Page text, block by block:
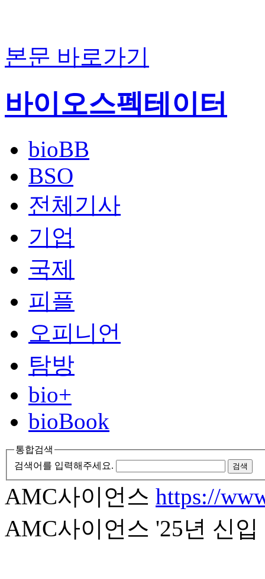
본문 바로가기
바이오스펙테이터
bioBB
BSO
전체기사
기업
국제
피플
오피니언
탐방
bio+
bioBook
통합검색
검색어를 입력해주세요.
검색
AMC사이언스 https://
AMC사이언스 '25년 신